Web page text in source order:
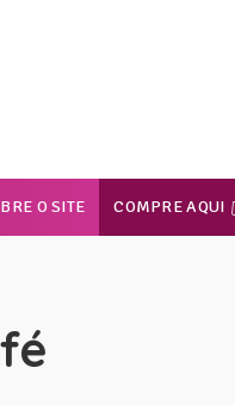
O SITE COMPRE AQUI